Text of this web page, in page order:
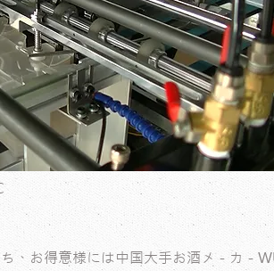
、お得意様には中国大手お酒メ－カ－